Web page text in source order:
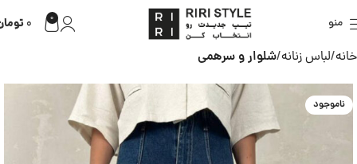
منو 0
0
خانه لباس زنانه شلوار و سرهمی
ناموجود